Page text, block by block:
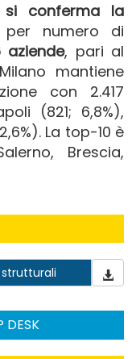
si conferma la
numero di
aziende, pari al
mantiene
con 2.417
(821; 6,8%),
La top-10 è
Brescia,
DESK